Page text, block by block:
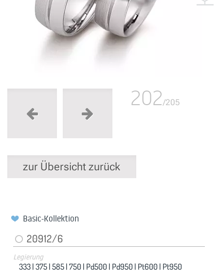
202/205
zur Übersicht zurück
Basic-Kollektion
20912/6
Legierung
333 |375 |585 |750 | Pd500 | Pd950 | Pt600 | Pt950